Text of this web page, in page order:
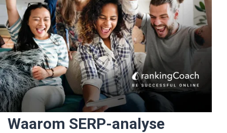
Waarom SERP-analyse